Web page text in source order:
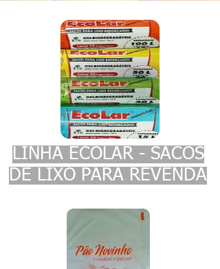
LINHA ECOLAR - SACOS
DE LIXO PARA REVENDA